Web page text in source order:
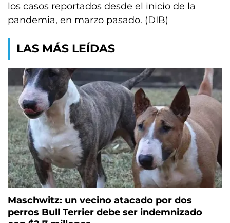
los casos reportados desde el inicio de la
pandemia, en marzo pasado. (DIB)
LAS MÁS LEÍDAS
Maschwitz: un vecino atacado por dos
perros Bull Terrier debe ser indemnizado